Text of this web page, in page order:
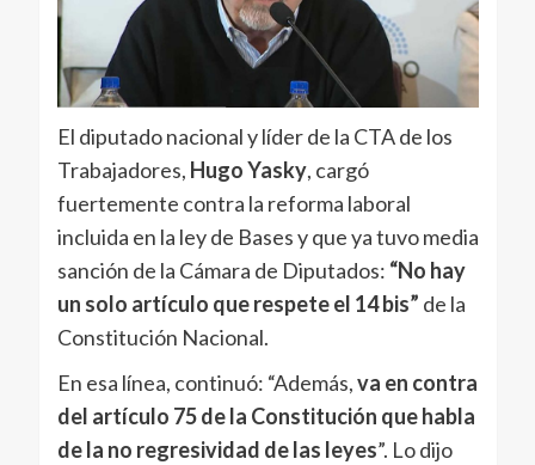
El diputado nacional y líder de la CTA de los
Trabajadores, Hugo Yasky, cargó
fuertemente contra la reforma laboral
incluida en la ley de Bases y que ya tuvo media
sanción de la Cámara de Diputados: “No hay
un solo artículo que respete el 14 bis” de la
Constitución Nacional.
En esa línea, continuó: “Además,va en contra
del artículo 75 de la Constitución que habla
de la no regresividad de las leyes”. Lo dijo